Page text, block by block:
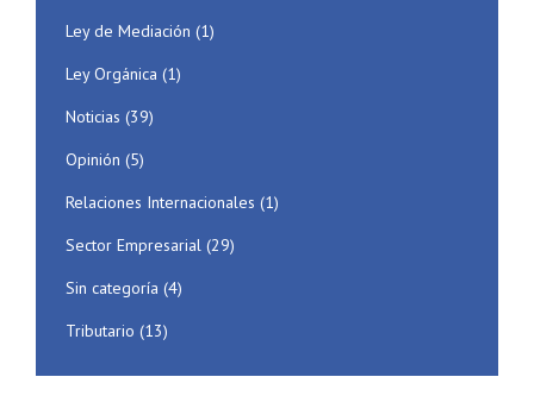
Ley de Mediación (1)
Ley Orgánica (1)
Noticias (39)
Opinión (5)
Relaciones Internacionales (1)
Sector Empresarial (29)
Sin categoría (4)
Tributario (13)